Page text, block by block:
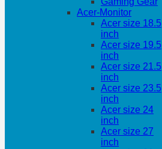
Acer-Monitor
Acer size 18.5
inch
Acer size 19.5
inch
Acer size 21.5
inch
Acer size 23.5
inch
Acer size 24
inch
Acer size 27
inch